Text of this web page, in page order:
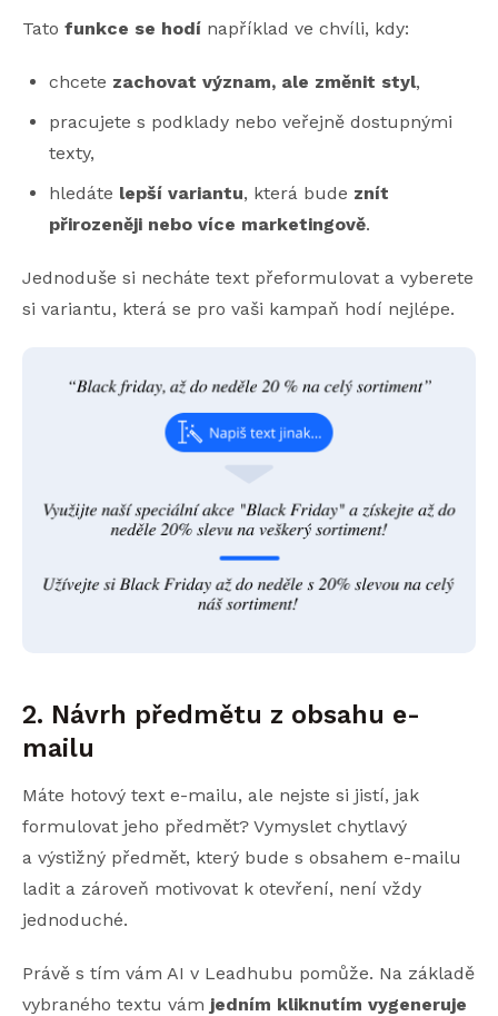
Tato funkce se hodí například ve chvíli, kdy:
chcete zachovat význam, ale změnit styl,
pracujete s podklady nebo veřejně dostupnými
texty,
hledáte lepší variantu, která bude znít
přirozeněji nebo více marketingově.
Jednoduše si necháte text přeformulovat a vyberete
si variantu, která se pro vaši kampaň hodí nejlépe.
2. Návrh předmětu z obsahu e-
mailu
Máte hotový text e-mailu, ale nejste si jistí, jak
formulovat jeho předmět? Vymyslet chytlavý
a výstižný předmět, který bude s obsahem e-mailu
ladit a zároveň motivovat k otevření, není vždy
jednoduché.
Právě s tím vám AI v Leadhubu pomůže. Na základě
vybraného textu vám jedním kliknutím vygeneruje